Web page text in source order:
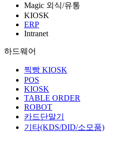
Magic 외식/유통
KIOSK
ERP
Intranet
하드웨어
찍빵 KIOSK
POS
KIOSK
TABLE ORDER
ROBOT
카드단말기
기타(KDS/DID/소모품)